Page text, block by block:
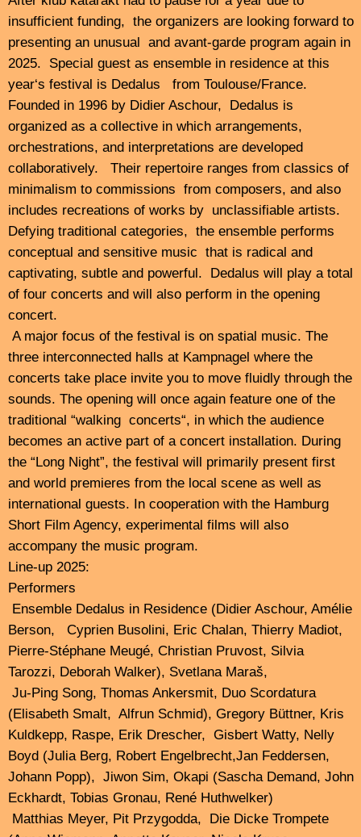
Phill Niblock Selfportrait
Afterwards, from 0:00, the klingding night loop, with
many tracks fromklubkatarakt19 performers – all night
long at FSK 93.0/101.4 mhz | Webstream |DAB+
……………………….
…………………………………………
klingding • Radiosendung für aktuelle Musik
FSK 93.0/101.4 mhz | Webstream |DAB+
Podcasts kurz nach der Radiosendung
Programm und Mitschnitte der Sendungen:
https://hierunda.com/category/radio/
Moderation: Heiner Metzger
Freitag 15. November 2024 22.00 - 0.00
Studiogast:Tam Thi Pam
Tam Thi Pham ist eine vietnamesische
Multimediakomponistin Improvisatorin und Performerin mit
Sitz in Hamburg. Durch die Verschmelzung von
akustischen und visuellen Welt schafft Pham
eine integrierte Ausdrucksform, in der Musik und
Performance untrennbare Bestandteile sind
Pham hat sich intensiv mit den einzigartigen Klängen
und erweiterten Techniken des Dan Bau, eines
und diese in freie Improvisation und Komposition
einfließen lassen.
Sie ist außerdem Dan-Bau-Lehrerin an der Hochschule
für Musik und Theater Hamburg und inspiriert ihre
Schüler, das enorme Ausdruckspotenzial des Instruments
zu erkunden. Ihr künstlerischer Weg ist eine Suche nach
mit dem weiteren sozialen Umfeld.
„Durch das Experimentieren kann ich die Grenzen dessen
erweitern, was Musik sein kann, und so eine dynamische
und sich ständig weiterentwickelnde künstlerische Praxis